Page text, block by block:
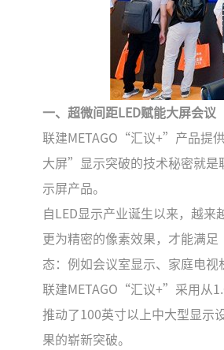
一、超微间距LED赋能大屏会议
联建METAGO“汇议+”产品提
大屏”显示突破的技术秘密就是
示屏产品。
自LED显示产业诞生以来，越
更为精密的像素效果，才能满
态：例如会议室显示、家庭电视
联建METAGO“汇议+”采用从
推动了100英寸以上中大型显
果的崭新突破。